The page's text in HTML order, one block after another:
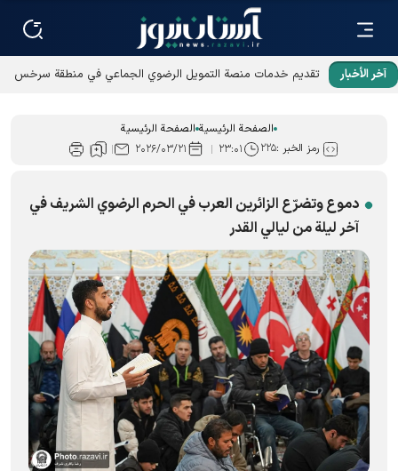
آخر الأخبار
تقديم خدمات منصة التمويل الرضوي الجماعي في منطقة سرخس
الصفحة الرئيسية الصفحة الرئيسية
رمز الخبر :۲۲۵ ۲۳:۰۱ ۲۰۲۶/۰۳/۲۱
دموع وتضرّع الزائرين العرب في الحرم الرضوي الشريف في
آخر ليلة من ليالي القدر